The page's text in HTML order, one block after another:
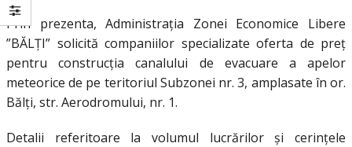
Prin prezenta, Administrația Zonei Economice Libere
”BĂLȚI” solicită companiilor specializate oferta de preț
pentru construcția canalului de evacuare a apelor
meteorice de pe teritoriul Subzonei nr. 3, amplasate în or.
Bălți, str. Aerodromului, nr. 1.
Detalii referitoare la volumul lucrărilor și cerințele